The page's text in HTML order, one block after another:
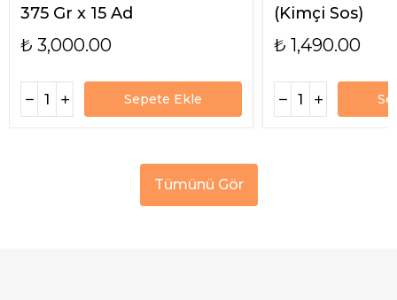
375 Gr x 15 Ad
₺ 3,000.00
Sepete Ekle
(Kimçi Sos)
₺ 1,490.00
Tümünü Gör